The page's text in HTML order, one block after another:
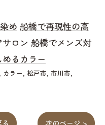
め 船橋で再現性の高
ロン 船橋でメンズ対
るカラー
カラー 松戸市 市川市